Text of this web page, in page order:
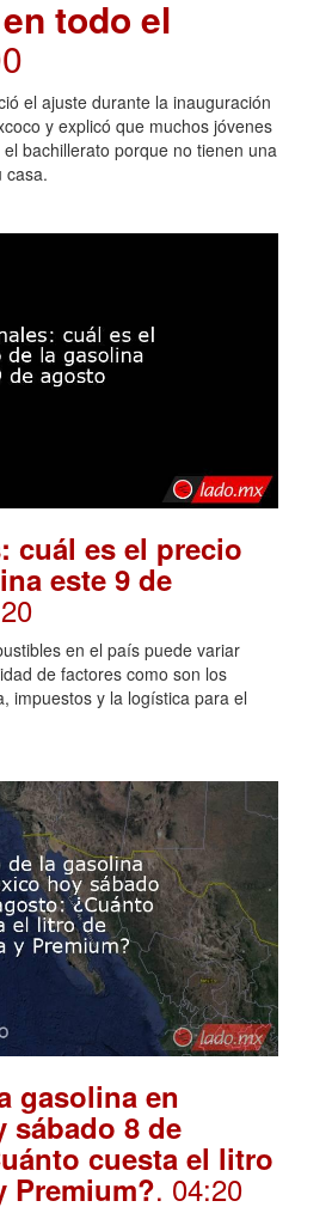
todo el
el ajuste durante la inauguración
y explicó que muchos jóvenes
bachillerato porque no tienen una
casa.
cuál es el precio
este 9 de
en el país puede variar
de factores como son los
impuestos y la logística para el
gasolina en
sábado 8 de
cuesta el litro
Premium?. 04:20